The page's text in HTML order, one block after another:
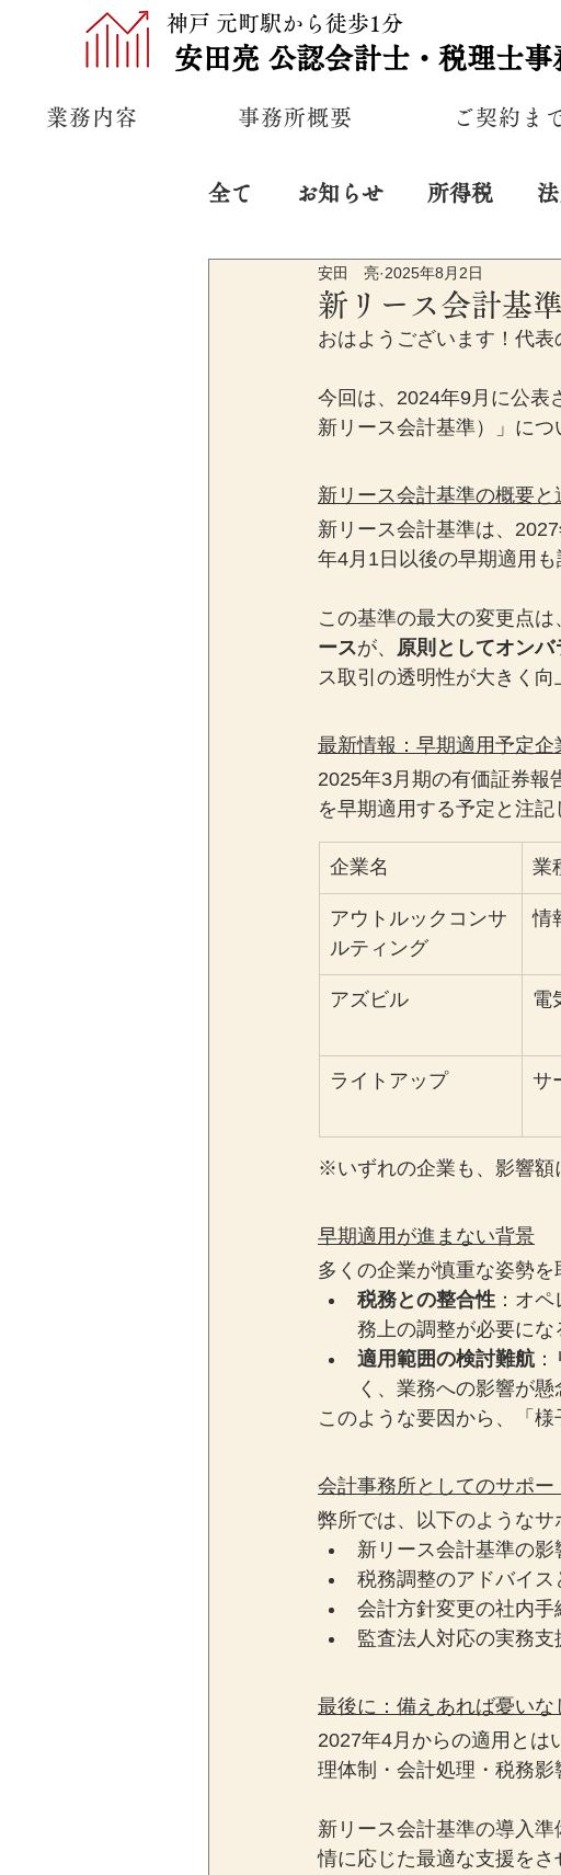
神戸 元町駅から徒歩1分
安田亮 公認会計士・税理士事
業務内容 事務所概要 ご契約ま
全て お知らせ 所得税
プライベート 経営
新リース会計基
安田 亮 2025年8月2日
おはようございます！代表
今回は、2024年9月に公表
新リース会計基準）」につ
新リース会計基準の概要と
新リース会計基準は、
年4月1日以後の早期適用も
この基準の最大の変更点
ースが、 原則としてオンバ
ス取引の透明性が大きく向
最新情報：早期適用予定企
2025年3月期の有価証券報
を早期適用する予定と注記
企業名 業
アウトルックコンサ
ルティング
情
アズビル 電
ライトアップ サ
※いずれの企業も、影響額
早期適用が進まない背景
多くの企業が慎重な姿勢を
税務との整合性 ：オ
務上の調整が必要にな
適用範囲の検討難航
く、業務への影響が懸
このような要因から、「様
会計事務所としてのサポー
弊所では、以下のようなサ
新リース会計基準の影
税務調整のアドバイス
会計方針変更の社内
監査法人対応の実務支
最後に：備えあれば憂いな
2027年4月からの適用とは
理体制・会計処理・税務影
新リース会計基準の導入
情に応じた最適な支援をさ